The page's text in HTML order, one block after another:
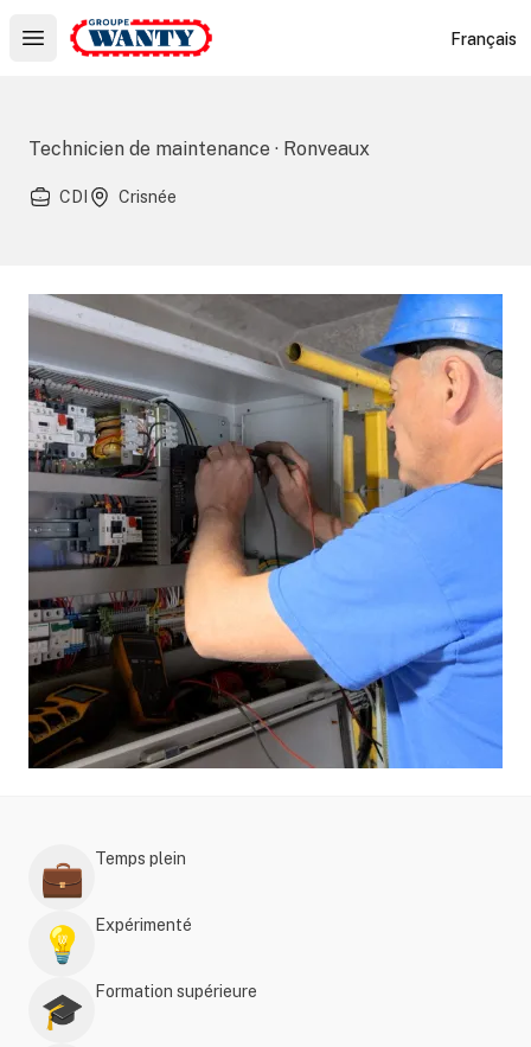
Open main menu
Le Groupe Wanty Français
Technicien de maintenance · Ronveaux
CDI Crisnée
💼 Temps plein
💡 Expérimenté
🎓 Formation supérieure